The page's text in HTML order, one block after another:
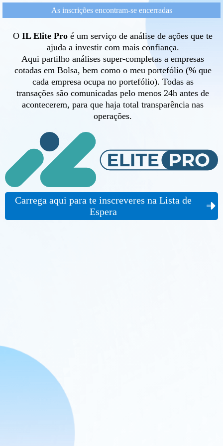
As inscrições encontram-se encerradas
O IL Elite Pro é um serviço de análise de ações que te
ajuda a investir com mais confiança.
Aqui partilho análises super-completas a empresas
cotadas em Bolsa, bem como o meu portefólio (% que
cada empresa ocupa no portefólio). Todas as
transações são comunicadas pelo menos 24h antes de
acontecerem, para que haja total transparência nas
operações.
Carrega aqui para te inscreveres na Lista de
Espera